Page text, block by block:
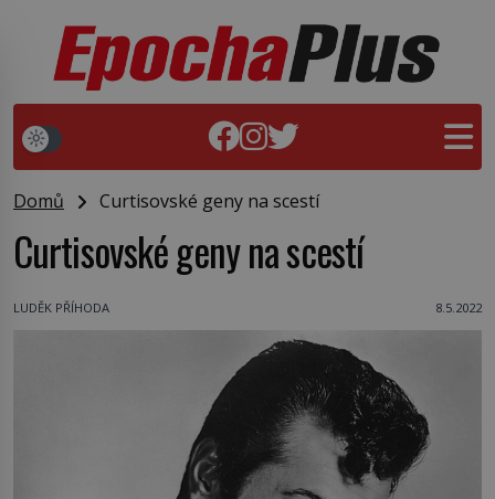
Domů Curtisovské geny na scestí
Curtisovské geny na scestí
LUDĚK PŘÍHODA 8.5.2022